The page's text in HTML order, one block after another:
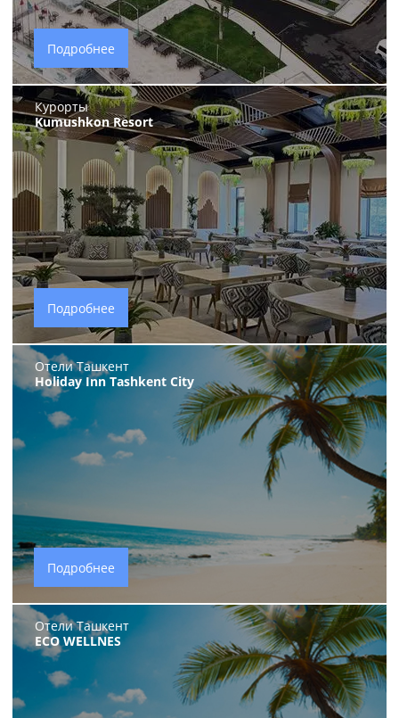
Подробнее
Курорты
Kumushkon Resort
Подробнее
Отели Ташкент
Holiday Inn Tashkent City
Подробнее
Отели Ташкент
ECO WELLNES